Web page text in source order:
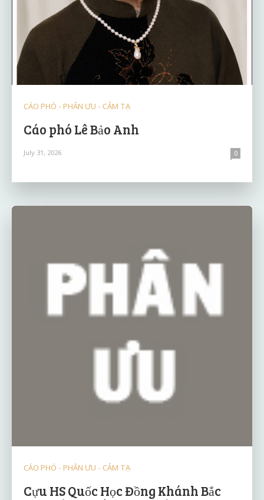
CÁO PHÓ - PHÂN ƯU - CẢM TẠ
Cáo phó Lê Bảo Anh
July 31, 2026 0
CÁO PHÓ - PHÂN ƯU - CẢM TẠ
Cựu HS Quốc Học Đồng Khánh Bắc